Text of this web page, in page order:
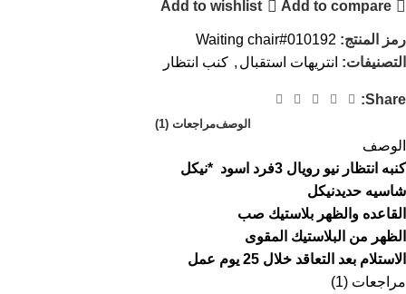
Add to compare
Add to wishlist
رمز المنتج: Waiting chair#010192
التصنيفات: انتريهات استقبال , كنب انتظار
Share:
الوصفمراجعات (1)
الوصف
كنبه انتظار نيو رويال 3فرد اسود *نيكل
شاسيه حديدنيكل
القاعده والظهر بلاستيك صب
الظهر من البلاستيك المقوى
الاستلام بعد التعاقد خلال 25 يوم عمل
مراجعات (1)